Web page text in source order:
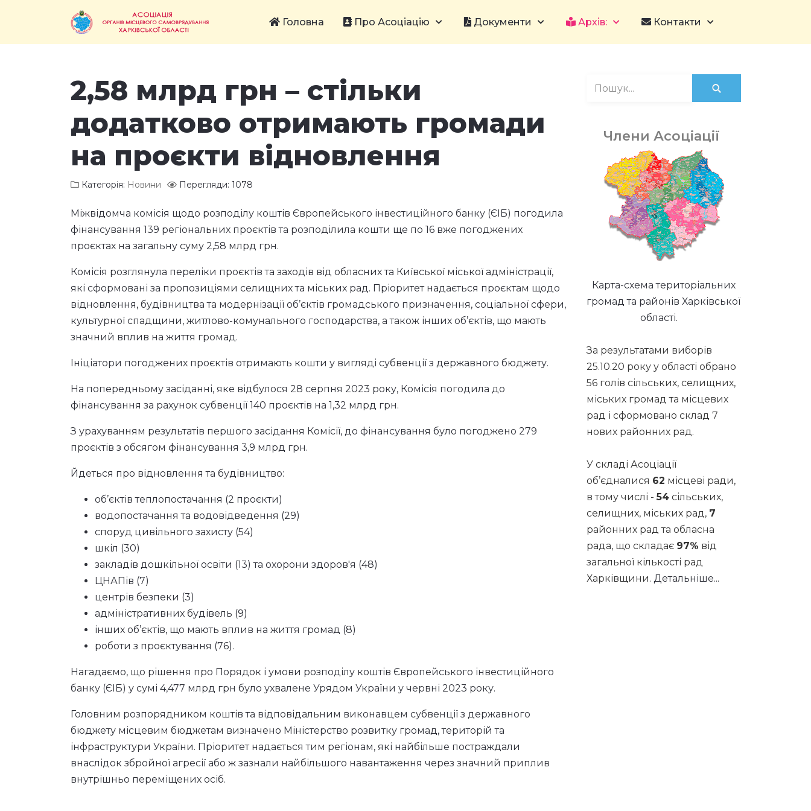
Головна Про Асоціацію Документи Архів: Контакти
2,58 млрд грн – стільки
додатково отримають громади
на проєкти відновлення
Категорія: Новини Перегляди: 1078
Міжвідомча комісія щодо розподілу коштів Європейського інвестиційного банку (ЄІБ) погодила
фінансування 139 регіональних проєктів та розподілила кошти ще по 16 вже погоджених
проєктах на загальну суму 2,58 млрд грн.
Комісія розглянула переліки проєктів та заходів від обласних та Київської міської адміністрації,
які сформовані за пропозиціями селищних та міських рад. Пріоритет надається проєктам щодо
відновлення, будівництва та модернізації об’єктів громадського призначення, соціальної сфери,
культурної спадщини, житлово-комунального господарства, а також інших об’єктів, що мають
значний вплив на життя громад.
Ініціатори погоджених проєктів отримають кошти у вигляді субвенції з державного бюджету.
На попередньому засіданні, яке відбулося 28 серпня 2023 року, Комісія погодила до
фінансування за рахунок субвенції 140 проєктів на 1,32 млрд грн.
З урахуванням результатів першого засідання Комісії, до фінансування було погоджено 279
проєктів з обсягом фінансування 3,9 млрд грн.
Йдеться про відновлення та будівництво:
об’єктів теплопостачання (2 проєкти)
водопостачання та водовідведення (29)
споруд цивільного захисту (54)
шкіл (30)
закладів дошкільної освіти (13) та охорони здоров'я (48)
ЦНАПів (7)
центрів безпеки (3)
адміністративних будівель (9)
інших об’єктів, що мають вплив на життя громад (8)
роботи з проєктування (76).
Нагадаємо, що рішення про Порядок і умови розподілу коштів Європейського інвестиційного
банку (ЄІБ) у сумі 4,477 млрд грн було ухвалене Урядом України у червні 2023 року.
Головним розпорядником коштів та відповідальним виконавцем субвенції з державного
бюджету місцевим бюджетам визначено Міністерство розвитку громад, територій та
інфраструктури України. Пріоритет надається тим регіонам, які найбільше постраждали
внаслідок збройної агресії або ж зазнали найбільшого навантаження через значний приплив
внутрішньо переміщених осіб.
Члени Асоціації
Карта-схема територіальних
громад та районів Харківської
області.
За результатами виборів
25.10.20 року у області обрано
56 голів сільських, селищних,
міських громад та місцевих
рад і сформовано склад 7
нових районних рад.
У складі Асоціації
об’єдналися 62 місцеві ради,
в тому числі -54 сільських,
селищних, міських рад, 7
районних рад та обласна
рада, що складає 97% від
загальної кількості рад
Харківщини. Детальніше...